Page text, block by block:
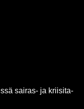
sairas-​ ja krii­si­ta­